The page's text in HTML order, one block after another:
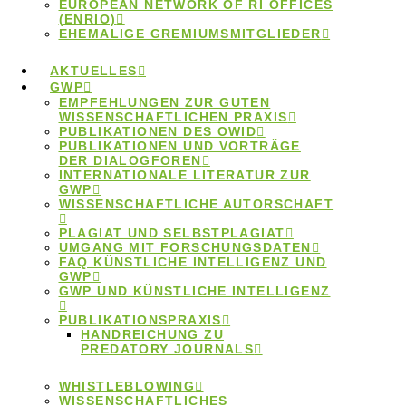
EUROPEAN NETWORK OF RI OFFICES
(ENRIO)
EHEMALIGE GREMIUMSMITGLIEDER
AKTUELLES
GWP
EMPFEHLUNGEN ZUR GUTEN
WISSENSCHAFTLICHEN PRAXIS
PUBLIKATIONEN DES OWID
PUBLIKATIONEN UND VORTRÄGE
DER DIALOGFOREN
INTERNATIONALE LITERATUR ZUR
GWP
WISSENSCHAFTLICHE AUTORSCHAFT
PLAGIAT UND SELBSTPLAGIAT
UMGANG MIT FORSCHUNGSDATEN
FAQ KÜNSTLICHE INTELLIGENZ UND
GWP
GWP UND KÜNSTLICHE INTELLIGENZ
PUBLIKATIONSPRAXIS
HANDREICHUNG ZU
PREDATORY JOURNALS
WHISTLEBLOWING
WISSENSCHAFTLICHES
Interview mit
Prof. Stephan
Rixen zur
Dissertation von
F. Giffey